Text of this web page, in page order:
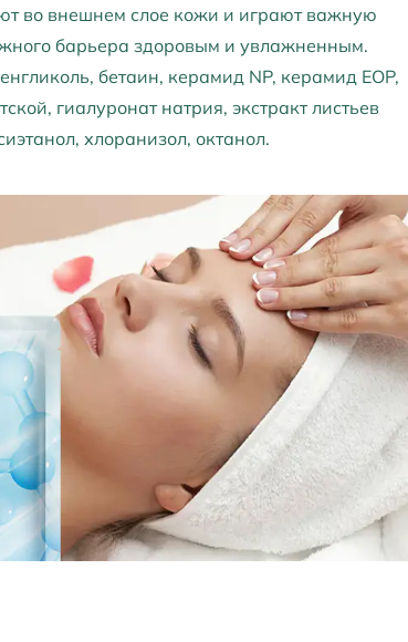
во внешнем слое кожи и играют важную
барьера здоровым и увлажненным.
бетаин, керамид NP, керамид EOP,
гиалуронат натрия, экстракт листьев
хлоранизол, октанол.